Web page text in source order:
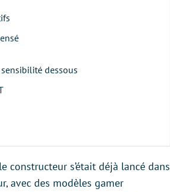
dessous
constructeur s’était déjà lancé dans
avec des modèles gamer